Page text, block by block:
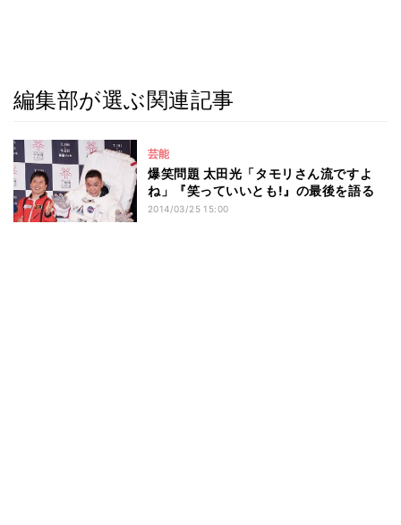
編集部が選ぶ関連記事
芸能
爆笑問題 太田光「タモリさん流ですよ
ね」『笑っていいとも!』の最後を語る
2014/03/25 15:00